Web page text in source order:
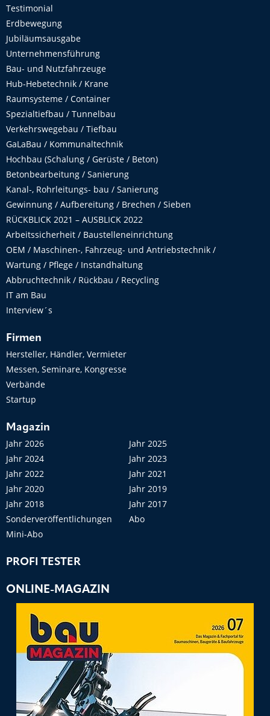
Testimonial
Erdbewegung
Jubiläumsausgabe
Unternehmensführung
Bau- und Nutzfahrzeuge
Hub-Hebetechnik / Krane
Raumsysteme / Container
Spezialtiefbau / Tunnelbau
Verkehrswegebau / Tiefbau
GaLaBau / Kommunaltechnik
Hochbau (Schalung / Gerüste / Beton)
Betonbearbeitung / Sanierung
Kanal-, Rohrleitungs- bau / Sanierung
Gewinnung / Aufbereitung / Brechen / Sieben
RÜCKBLICK 2021 – AUSBLICK 2022
Arbeitssicherheit / Baustelleneinrichtung
OEM / Maschinen-, Fahrzeug- und Antriebstechnik /
Wartung / Pflege / Instandhaltung
Abbruchtechnik / Rückbau / Recycling
IT am Bau
Interview´s
Firmen
Hersteller, Händler, Vermieter
Messen, Seminare, Kongresse
Verbände
Startup
Magazin
Jahr 2026
Jahr 2025
Jahr 2024
Jahr 2023
Jahr 2022
Jahr 2021
Jahr 2020
Jahr 2019
Jahr 2018
Jahr 2017
Sonderveröffentlichungen
Abo
Mini-Abo
PROFI TESTER
ONLINE-MAGAZIN